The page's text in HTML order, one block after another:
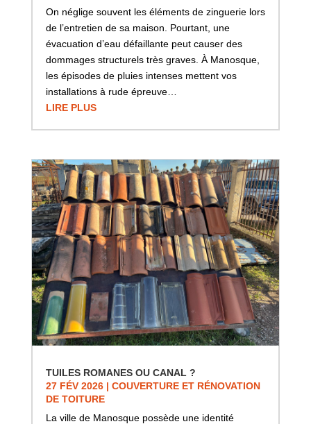
On néglige souvent les éléments de zinguerie lors
de l’entretien de sa maison. Pourtant, une
évacuation d’eau défaillante peut causer des
dommages structurels très graves. À Manosque,
les épisodes de pluies intenses mettent vos
installations à rude épreuve…
LIRE PLUS
TUILES ROMANES OU CANAL ?
27 FÉV 2026| COUVERTURE ET RÉNOVATION
DE TOITURE
La ville de Manosque possède une identité